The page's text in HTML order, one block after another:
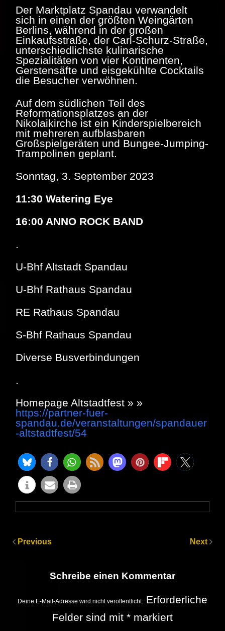
Der Marktplatz Spandau verwandelt
sich in einen der größten Weingärten
Berlins, während in der großen
Einkaufsstraße, der Carl-Schurz-Straße,
unterschiedlichste kulinarische
Spezialitäten von vier Kontinenten,
Gerstensäfte und eisgekühlte Cocktails
die Besucher verwöhnen.
Auf dem südlichen Teil des
Reformationsplatzes an der
Nikolaikirche ist ein Kinderspielbereich
mit mehreren aufblasbaren
Großspielgeräten und Bungee-Jumping-
Trampolinen geplant.
Sonntag, 3. September 2023
11:30 Watering Eye
16:00 ANNO ROCK BAND
.
U-Bhf Altstadt Spandau
U-Bhf Rathaus Spandau
RE Rathaus Spandau
S-Bhf Rathaus Spandau
Diverse Busverbindungen
.
Homepage Altstadtfest » »
https://partner-fuer-
spandau.de/veranstaltungen/spandauer
-altstadtfest/54
Previous Next
Schreibe einen Kommentar
Deine E-Mail-Adresse wird nicht veröffentlicht.
Erforderliche
Felder sind mit * markiert